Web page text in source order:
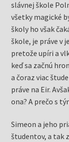
slávnej škole
všetky magické
školy ho však
škole, je práve v
pretože upíri a
keď sa začnú
a čoraz viac
práve na Eir.
ona? A prečo s
Simeon a jeho
študentov, a tak